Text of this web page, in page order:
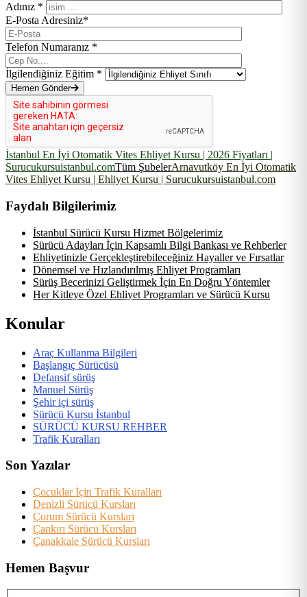
Adınız *
E-Posta Adresiniz*
Telefon Numaranız *
İlgilendiğiniz Eğitim *
Hemen Gönder
İstanbul En İyi Otomatik Vites Ehliyet Kursu | 2026 Fiyatları |
Surucukursuistanbul.comTüm ŞubelerArnavutköy En İyi Otomatik
Vites Ehliyet Kursu | Ehliyet Kursu | Surucukursuistanbul.com
Faydalı Bilgilerimiz
İstanbul Sürücü Kursu Hizmet Bölgelerimiz
Sürücü Adayları İçin Kapsamlı Bilgi Bankası ve Rehberler
Ehliyetinizle Gerçekleştirebileceğiniz Hayaller ve Fırsatlar
Dönemsel ve Hızlandırılmış Ehliyet Programları
Sürüş Becerinizi Geliştirmek İçin En Doğru Yöntemler
Her Kitleye Özel Ehliyet Programları ve Sürücü Kursu
Konular
Araç Kullanma Bilgileri
Başlangıç Sürücüsü
Defansif sürüş
Manuel Sürüş
Şehir içi sürüş
Sürücü Kursu İstanbul
SÜRÜCÜ KURSU REHBER
Trafik Kuralları
Son Yazılar
Çocuklar İçin Trafik Kuralları
Denizli Sürücü Kursları
Çorum Sürücü Kursları
Çankırı Sürücü Kursları
Çanakkale Sürücü Kursları
Hemen Başvur